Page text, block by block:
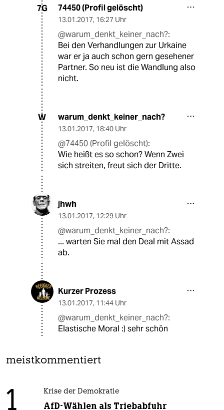
7G 74450 (Profil gelöscht)
13.01.2017, 16:27 Uhr
@warum_denkt_keiner_nach?:
Bei den Verhandlungen zur Urkaine
war er ja auch schon gern gesehener
Partner. So neu ist die Wandlung also
nicht.
W warum_denkt_keiner_nach?
13.01.2017, 18:40 Uhr
@74450 (Profil gelöscht):
Wie heißt es so schon? Wenn Zwei
sich streiten, freut sich der Dritte.
jhwh
13.01.2017, 12:29 Uhr
@warum_denkt_keiner_nach?:
... warten Sie mal den Deal mit Assad
ab.
Kurzer Prozess
13.01.2017, 11:44 Uhr
@warum_denkt_keiner_nach?:
Elastische Moral :) sehr schön
meistkommentiert
1 Krise der Demokratie
AfD-Wählen als Triebabfuhr